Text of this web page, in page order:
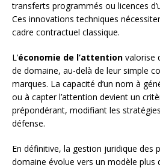
transferts programmés ou licences
Ces innovations techniques
cadre contractuel classique.
L’économie de l’attention valorise
de domaine, au-delà de leur simple
marques. La capacité d’un nom à
ou à capter l’attention devient un
prépondérant, modifiant les
défense.
En définitive, la gestion juridique des
domaine évolue vers un modèle plus